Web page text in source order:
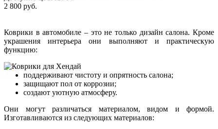
2 800 руб.
Коврики в автомобиле – это не только дизайн салона. Кроме
украшения интерьера они выполняют и практическую
функцию:
поддерживают чистоту и опрятность салона;
защищают пол от коррозии;
создают уютную атмосферу.
Они могут различаться материалом, видом и формой.
Изготавливаются из следующих материалов: